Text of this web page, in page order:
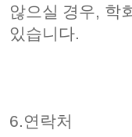
않으실 경우, 학
있습니다.
6.연락처